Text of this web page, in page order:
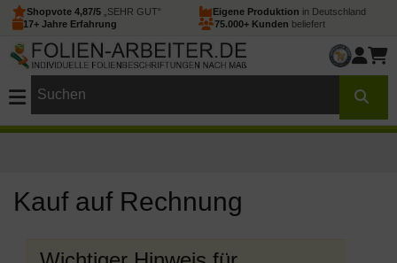
Shopvote 4,87/5 „SEHR GUT“ Eigene Produktion in Deutschland
17+ Jahre Erfahrung
75.000+ Kunden beliefert
Kauf auf Rechnung